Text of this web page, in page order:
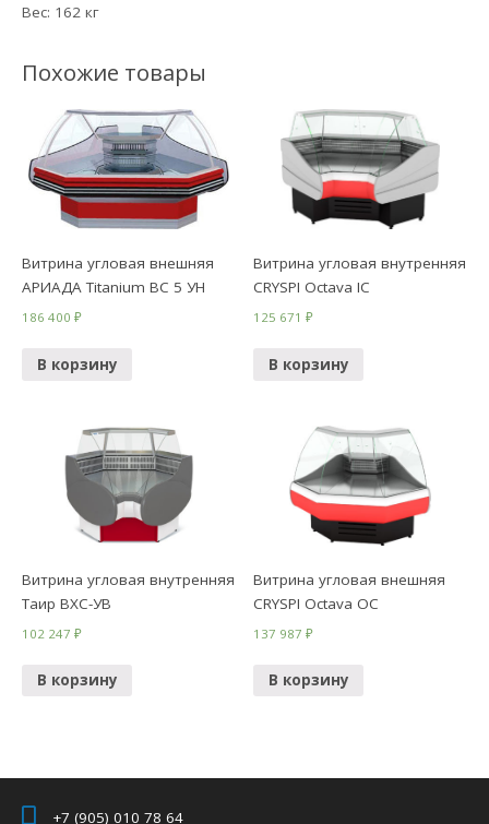
Вес: 162 кг
Похожие товары
Витрина угловая внешняя
АРИАДА Titanium ВС 5 УН
186 400₽
В корзину
Витрина угловая внутренняя
CRYSPI Octava IC
125 671₽
В корзину
Витрина угловая внутренняя
Таир ВХС-УВ
102 247₽
В корзину
Витрина угловая внешняя
CRYSPI Octava ОС
137 987₽
В корзину
+7 (905) 010 78 64